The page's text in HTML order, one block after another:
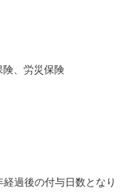
険、労災保険
過後の付与日数となり